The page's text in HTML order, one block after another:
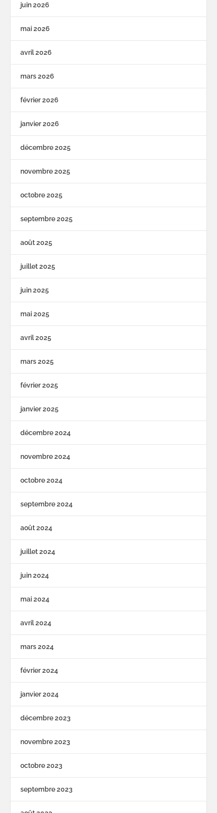
juin 2026
mai 2026
avril 2026
mars 2026
février 2026
janvier 2026
décembre 2025
novembre 2025
octobre 2025
septembre 2025
août 2025
juillet 2025
juin 2025
mai 2025
avril 2025
mars 2025
février 2025
janvier 2025
décembre 2024
novembre 2024
octobre 2024
septembre 2024
août 2024
juillet 2024
juin 2024
mai 2024
avril 2024
mars 2024
février 2024
janvier 2024
décembre 2023
novembre 2023
octobre 2023
septembre 2023